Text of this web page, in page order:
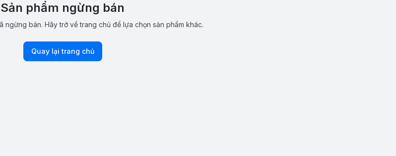
Sản phẩm ngừng bán
ngừng bán. Hãy trở về trang chủ để lựa chọn sản phẩm khác.
Quay lại trang chủ